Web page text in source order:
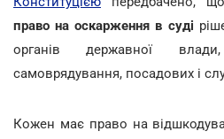
право на оскарження в суді
органів державної
самоврядування, посадових і
Кожен має право на